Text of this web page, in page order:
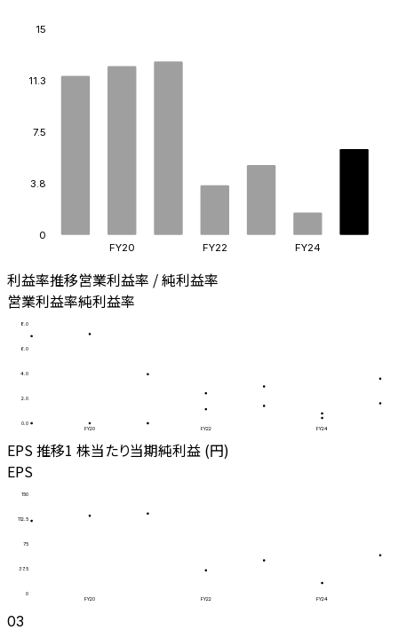
0
3.8
7.5
11.3
15
FY20 FY22 FY24
利益率推移営業利益率 / 純利益率
営業利益率純利益率
0.0
2.0
4.0
6.0
8.0
FY20 FY22 FY24
EPS 推移1 株当たり当期純利益 (円)
EPS
0
37.5
75
112.5
150
FY20 FY22 FY24
03